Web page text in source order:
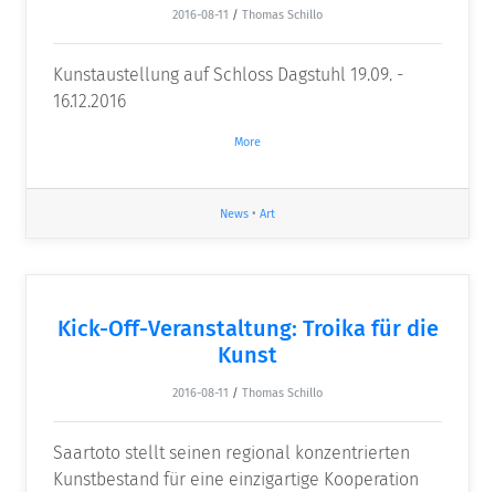
2016-08-11 / Thomas Schillo
Kunstaustellung auf Schloss Dagstuhl 19.09. -
16.12.2016
More
News • Art
Kick-Off-Veranstaltung: Troika für die
Kunst
2016-08-11 / Thomas Schillo
Saartoto stellt seinen regional konzentrierten
Kunstbestand für eine einzigartige Kooperation